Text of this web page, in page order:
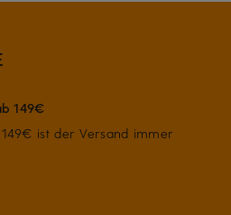
149€
ist der Versand immer